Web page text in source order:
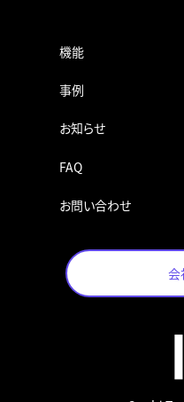
機能
事例
お知らせ
FAQ
お問い合わせ
会